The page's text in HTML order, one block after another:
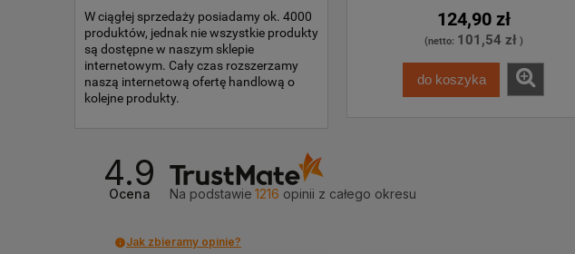
W ciągłej sprzedaży posiadamy ok. 4000
produktów, jednak nie wszystkie produkty
są dostępne w naszym sklepie
internetowym. Cały czas rozszerzamy
naszą internetową ofertę handlową o
kolejne produkty.
124,90 zł
(netto: 101,54 zł)
do koszyka
4.9
Ocena Na podstawie 1216 opinii z całego okresu
Jak zbieramy opinie?